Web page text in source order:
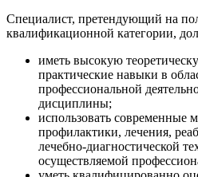
Специалист, претендующий на
квалификационной категории,
иметь высокую
практические навыки в
профессиональной
дисциплины;
использовать современные
профилактики, лечения,
лечебно-диагностической
осуществляемой